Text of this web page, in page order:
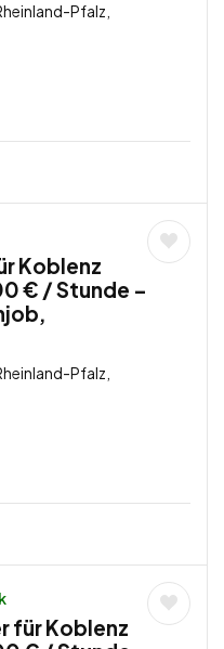
Pfalz,
Koblenz
€ / Stunde –
Pfalz,
für Koblenz